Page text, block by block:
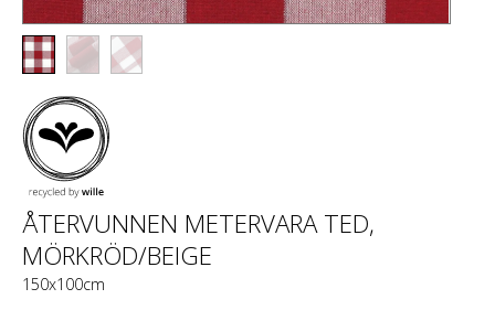
ÅTERVUNNEN METERVARA TED,
MÖRKRÖD/BEIGE
150x100cm